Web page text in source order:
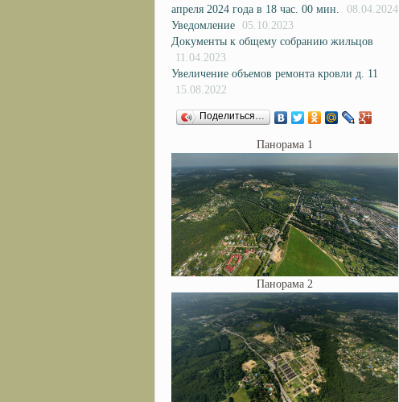
апреля 2024 года в 18 час. 00 мин.
08.04.2024
Уведомление 05.10.2023
Документы к общему собранию жильцов
11.04.2023
Увеличение объемов ремонта кровли д. 11
15.08.2022
Поделиться…
Панорама 1
Панорама 2